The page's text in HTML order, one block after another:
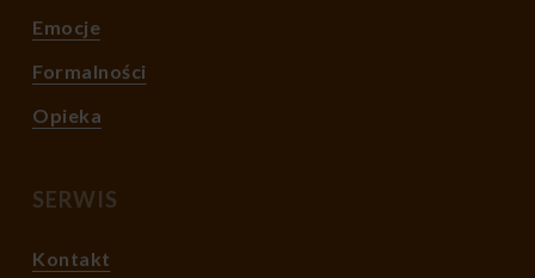
Emocje
Formalności
Opieka
SERWIS
Kontakt